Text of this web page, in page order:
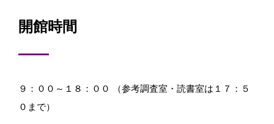
開館時間
９：００～１８：００ （参考調査室・読書室は１７：５
０まで）